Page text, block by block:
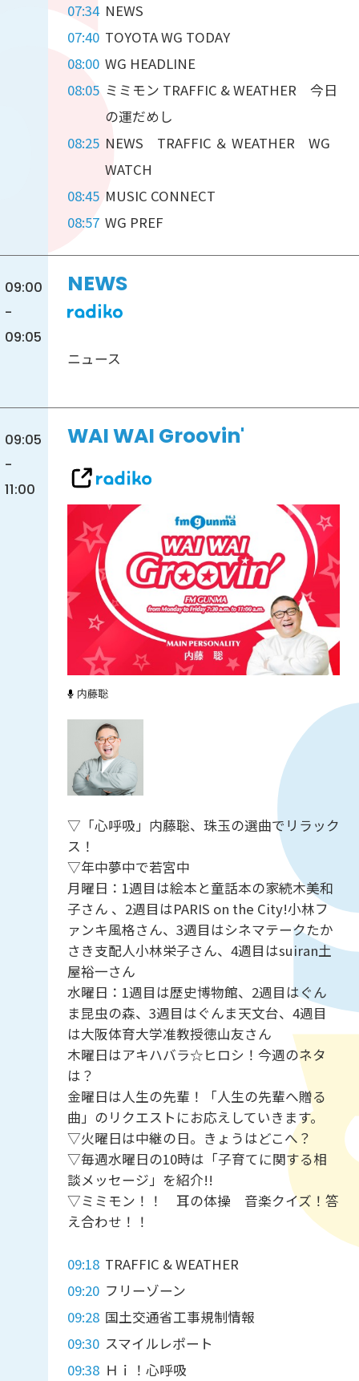
07:34 NEWS
07:40 TOYOTA WG TODAY
08:00 WG HEADLINE
08:05 ミミモン TRAFFIC & WEATHER 今日
の運だめし
08:25 NEWS TRAFFIC ＆ WEATHER WG
WATCH
08:45 MUSIC CONNECT
08:57 WG PREF
09:00
-
09:05
NEWS
ニュース
09:05
-
11:00
WAI WAI Groovin'
内藤聡
▽「心呼吸」内藤聡、珠玉の選曲でリラック
ス！
▽年中夢中で若宮中
月曜日：1週目は絵本と童話本の家続木美和
子さん 、2週目はPARIS on the City!小林フ
ァンキ風格さん、3週目はシネマテークたか
さき支配人小林栄子さん、4週目はsuiran土
屋裕一さん
水曜日：1週目は歴史博物館、2週目はぐん
ま昆虫の森、3週目はぐんま天文台、4週目
は大阪体育大学准教授徳山友さん
木曜日はアキハバラ☆ヒロシ！今週のネタ
は？
金曜日は人生の先輩！「人生の先輩へ贈る
曲」のリクエストにお応えしていきます。
▽火曜日は中継の日。きょうはどこへ？
▽毎週水曜日の10時は「子育てに関する相
談メッセージ」を紹介!!
▽ミミモン！！ 耳の体操 音楽クイズ！答
え合わせ！！
09:18 TRAFFIC & WEATHER
09:20 フリーゾーン
09:28 国土交通省工事規制情報
09:30 スマイルレポート
09:38 Ｈｉ！心呼吸